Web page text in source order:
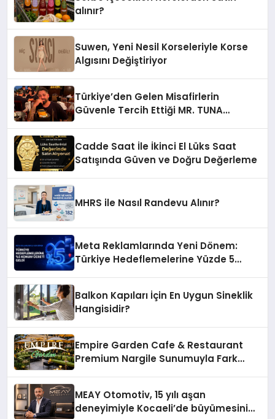
alınır?
Suwen, Yeni Nesil Korseleriyle Korse
Algısını Değiştiriyor
Türkiye’den Gelen Misafirlerin
Güvenle Tercih Ettiği MR. TUNA
Cadde Saat İle İkinci El Lüks Saat
Satışında Güven ve Doğru Değerleme
MHRS ile Nasıl Randevu Alınır?
Meta Reklamlarında Yeni Dönem:
Türkiye Hedeflemelerine Yüzde 5
Balkon Kapıları İçin En Uygun Sineklik
Hangisidir?
Empire Garden Cafe & Restaurant
Premium Nargile Sunumuyla Fark
MEAY Otomotiv, 15 yılı aşan
deneyimiyle Kocaeli’de büyümesini